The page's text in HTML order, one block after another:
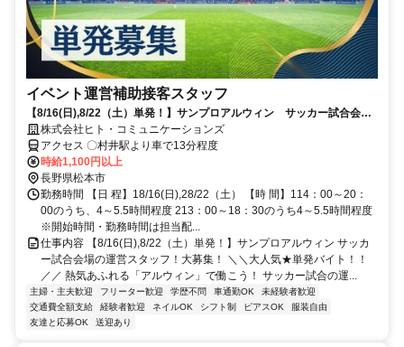
イベント運営補助接客スタッフ
【8/16(日),8/22（土）単発！】サンプロアルウィン サッカー試合会場
の運営スタッフ！大募集！
株式会社ヒト・コミュニケーションズ
アクセス 〇村井駅より車で13分程度
時給1,100円以上
長野県松本市
勤務時間 【日 程】18/16(日),28/22（土） 【時 間】114：00～20：
00のうち、4～5.5時間程度 213：00～18：30のうち4～5.5時間程度
※開始時間・勤務時間は担当配...
仕事内容 【8/16(日),8/22（土）単発！】サンプロアルウィン サッカ
ー試合会場の運営スタッフ！大募集！ ＼＼大人気★単発バイト！！
／／ 熱気あふれる「アルウィン」で働こう！ サッカー試合の運...
主婦・主夫歓迎 フリーター歓迎 学歴不問 車通勤OK
未経験者歓迎
交通費全額支給
経験者歓迎 ネイルOK シフト制 ピアスOK
服装自由
友達と応募OK
送迎あり